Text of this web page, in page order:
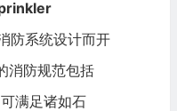
防系统设计而开
消防规范包括
满足诸如石